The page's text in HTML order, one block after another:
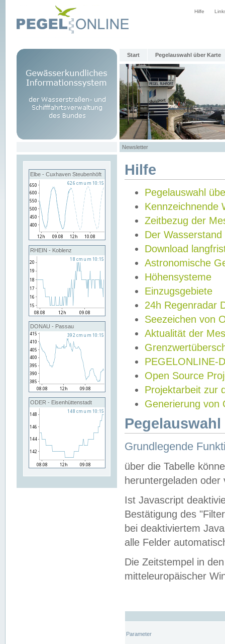
Hilfe
Start Pegelauswahl über Karte
Newsletter
Elbe - Cuxhaven Steubenhöft
RHEIN - Koblenz
DONAU - Passau
ODER - Eisenhüttenstadt
Hilfe
Pegelauswahl
Kennzeichnende
Zeitbezug der
Der Wasserstand
Download
Astronomische
Höhensysteme
Einzugsgebiete
24h Regenradar
Seezeichen von
Aktualität der
PEGELONLINE-
Open Source
Projektarbeit zur
Generierung von
Grundlegende
über die Tabelle
heruntergeladen oder
Ist Javascript
Bestätigung des
bei deaktiviertem
alle Felder
Die Zeitstempel in
mitteleuropäischer
Parameter